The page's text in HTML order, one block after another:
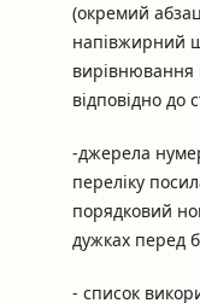
(окремий
напівжирний
вирівнювання
відповідно до
-джерела
переліку
порядковий
дужках перед
- список